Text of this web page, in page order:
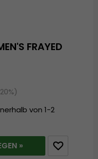
FRAYED
von 1-2
»